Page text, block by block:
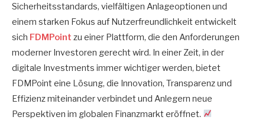
Sicherheitsstandards, vielfältigen Anlageoptionen und
einem starken Fokus auf Nutzerfreundlichkeit entwickelt
sich FDMPoint zu einer Plattform, die den Anforderungen
moderner Investoren gerecht wird. In einer Zeit, in der
digitale Investments immer wichtiger werden, bietet
FDMPoint eine Lösung, die Innovation, Transparenz und
Effizienz miteinander verbindet und Anlegern neue
Perspektiven im globalen Finanzmarkt eröffnet.